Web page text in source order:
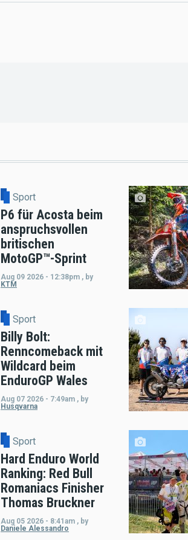
Sport
P6 für Acosta beim
anspruchsvollen
britischen
MotoGP™-Sprint
Aug 09 2026 - 12:38pm , by
KTM
Sport
Billy Bolt:
Renncomeback mit
Wildcard beim
EnduroGP Wales
Aug 07 2026 - 7:49am , by
Husqvarna
Sport
Hard Enduro World
Ranking: Red Bull
Romaniacs Finisher
Thomas Bruckner
Aug 05 2026 - 8:41am , by
Daniele Alessandro